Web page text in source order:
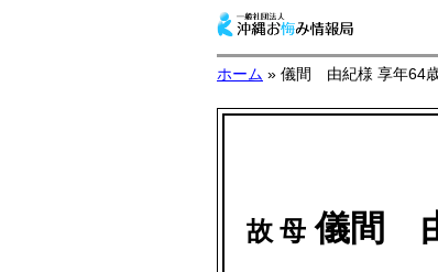
ホーム » 儀間 由紀様 享年64
故 母 儀間